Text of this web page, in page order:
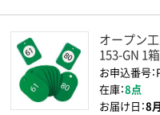
オープン
153-GN 1
お申込番号
在庫：8点
お届け日：8